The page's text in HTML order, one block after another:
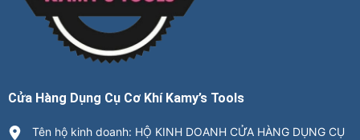
Cửa Hàng Dụng Cụ Cơ Khí Kamy’s Tools
Tên hộ kinh doanh: HỘ KINH DOANH CỬA HÀNG DỤNG CỤ